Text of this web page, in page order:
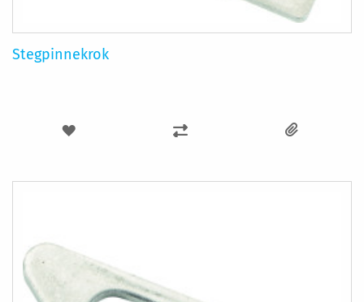
Stegpinnekrok
LÄGG
I
LÄGG
I